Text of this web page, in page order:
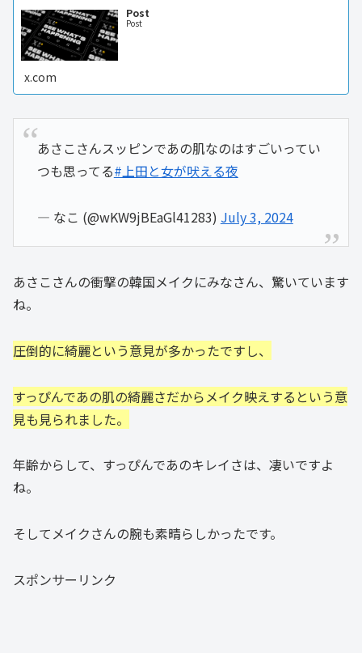
Post
Post
x.com
あさこさんスッピンであの肌なのはすごいってい
つも思ってる#上田と女が吠える夜
— なこ (@wKW9jBEaGl41283) July 3, 2024
あさこさんの衝撃の韓国メイクにみなさん、驚いています
ね。
圧倒的に綺麗という意見が多かったですし、
すっぴんであの肌の綺麗さだからメイク映えするという意
見も見られました。
年齢からして、すっぴんであのキレイさは、凄いですよ
ね。
そしてメイクさんの腕も素晴らしかったです。
スポンサーリンク